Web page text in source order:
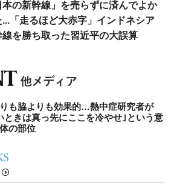
本の新幹線」を売らずに済んでよか
...「走るほど大赤字」インドネシア
線を勝ち取った習近平の大誤算
も脇よりも効果的…熱中症研究者が
ときは真っ先にここを冷やせ｣という意
の部位